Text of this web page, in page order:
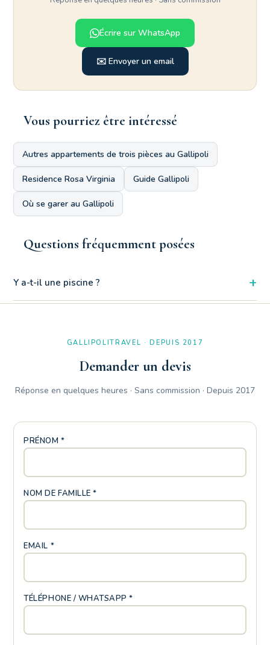
Écrire sur WhatsApp
✉️ Envoyer un email
Vous pourriez être intéressé
Autres appartements de trois pièces au Gallipoli
Residence Rosa Virginia Guide Gallipoli
Où se garer au Gallipoli
Questions fréquemment posées
Y a-t-il une piscine ? +
La salle de bain est équipée d'une grande baignoire complétée
GALLIPOLITRAVEL · DEPUIS 2017
Demander un devis
Réponse en quelques heures · Sans commission · Depuis 2017
PRÉNOM *
NOM DE FAMILLE *
EMAIL *
TÉLÉPHONE / WHATSAPP *